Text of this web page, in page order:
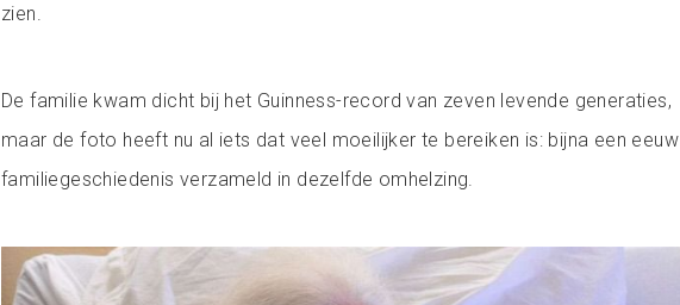
zien.
De familie kwam dicht bij het Guinness-record van zeven levende generaties,
maar de foto heeft nu al iets dat veel moeilijker te bereiken is: bijna een eeuw
familiegeschiedenis verzameld in dezelfde omhelzing.